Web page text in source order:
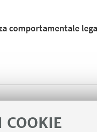
COOKIE
comportamentale